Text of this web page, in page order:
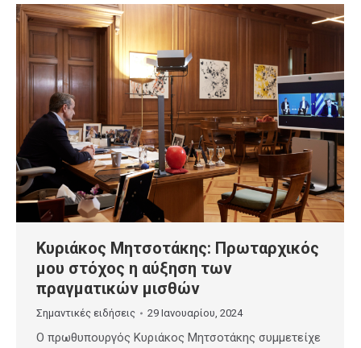
Κυριάκος Μητσοτάκης: Πρωταρχικός
μου στόχος η αύξηση των
πραγματικών μισθών
Σημαντικές ειδήσεις 29 Ιανουαρίου, 2024
Ο πρωθυπουργός Κυριάκος Μητσοτάκης συμμετείχε